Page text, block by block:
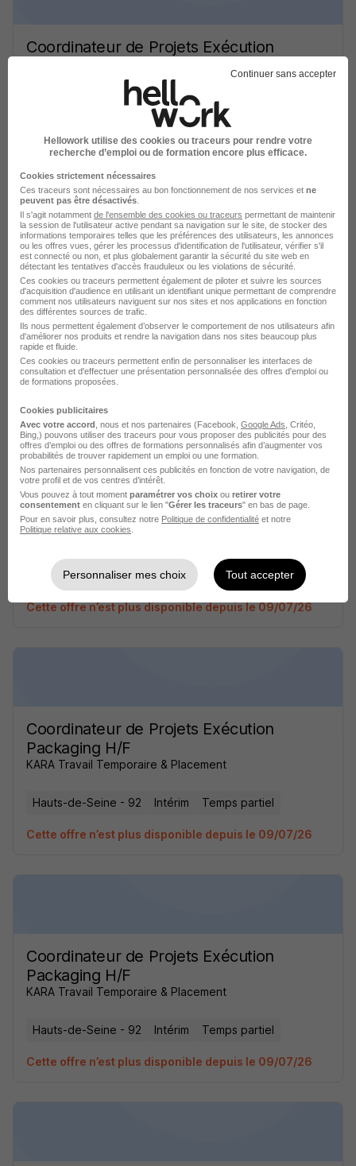
Coordinateur de Projets Exécution
KARA Travail Temporaire & Placement
Intérim Temps partiel
Cette offre n’est plus disponible depuis le 09/07/26
Coordinateur de Projets Exécution
Packaging H/F
KARA Travail Temporaire & Placement
Hauts-de-Seine - 92
Cette offre n’est plus disponible depuis le 09/07/26
Coordinateur de Projets Exécution
Packaging H/F
KARA Travail Temporaire & Placement
Hauts-de-Seine - 92 Intérim Temps partiel
Cette offre n’est plus disponible depuis le 09/07/26
Coordinateur de Projets Exécution
Packaging H/F
KARA Travail Temporaire & Placement
Hauts-de-Seine - 92 Intérim Temps partiel
Cette offre n’est plus disponible depuis le 09/07/26
Coordinateur de Projets Exécution
Packaging H/F
KARA Travail Temporaire & Placement
Hauts-de-Seine - 92 Intérim Temps partiel
Cette offre n’est plus disponible depuis le 09/07/26
Continuer sans accepter
Hellowork utilise des cookies ou traceurs pour rendre votre
recherche d’emploi ou de formation encore plus efficace.
Cookies strictement nécessaires
Ces traceurs sont nécessaires au bon fonctionnement de nos services et ne
peuvent pas être désactivés
Il s'agit notamment de l'ensemble des cookies ou traceurs permettant de maintenir
la session de l'utilisateur active pendant sa navigation sur le site, de stocker des
informations temporaires telles que les préférences des utilisateurs, les annonces
ou les offres vues, gérer les processus d'identification de l'utilisateur, vérifier s'il
est connecté ou non, et plus globalement garantir la sécurité du site web en
détectant les tentatives d'accès frauduleux ou les violations de sécurité.
Ces cookies ou traceurs permettent également de piloter et suivre les sources
d'acquisition d'audience en utilisant un identifiant unique permettant de comprendre
comment nos utilisateurs naviguent sur nos sites et nos applications en fonction
des différentes sources de trafic.
Ils nous permettent également d’observer le comportement de nos utilisateurs afin
d'améliorer nos produits et rendre la navigation dans nos sites beaucoup plus
rapide et fluide.
Ces cookies ou traceurs permettent enfin de personnaliser les interfaces de
consultation et d'effectuer une présentation personnalisée des offres d'emploi ou
de formations proposées.
Cookies publicitaires
Avec votre accord , nous et nos partenaires (Facebook, Google Ads , Critéo,
Bing,) pouvons utiliser des traceurs pour vous proposer des publicités pour des
offres d’emploi ou des offres de formations personnalisés afin d’augmenter vos
probabilités de trouver rapidement un emploi ou une formation.
Nos partenaires personnalisent ces publicités en fonction de votre navigation, de
votre profil et de vos centres d’intérêt.
Vous pouvez à tout moment paramétrer vos choix ou retirer votre
consentement en cliquant sur le lien "Gérer les traceurs" en bas de page.
Pour en savoir plus, consultez notre Politique de confidentialité et notre
Politique relative aux cookies
Personnaliser mes choix Tout accepter